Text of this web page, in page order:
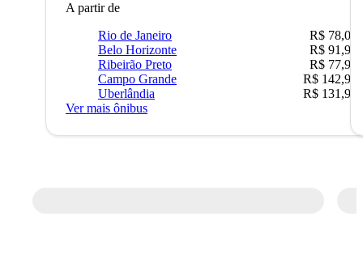
A partir de
Rio de Janeiro
R$ 78,02
Belo Horizonte
R$ 91,90
Ribeirão Preto
R$ 77,90
Campo Grande
R$ 142,90
Uberlândia
R$ 131,90
Ver mais ônibus